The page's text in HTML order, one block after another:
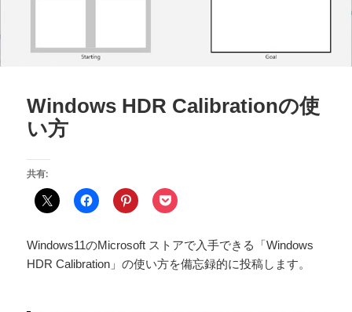
Windows HDR Calibrationの使
い方
共有:
Windows11のMicrosoft ストアで入手できる「Windows
HDR Calibration」の使い方を備忘録的に投稿します。